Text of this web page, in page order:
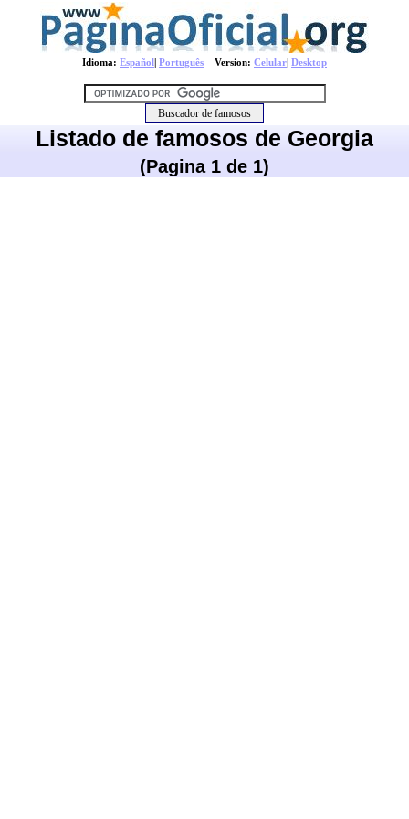
Idioma: Español| Português Version: Celular| Desktop
Listado de famosos de Georgia
(Pagina 1 de 1)